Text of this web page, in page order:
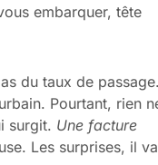
embarquer, tête
du taux de
Pourtant, rien
surgit. Une facture
Les surprises, il